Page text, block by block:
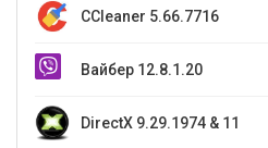
CCleaner 5.66.7716
Вайбер 12.8.1.20
DirectX 9.29.1974 & 11